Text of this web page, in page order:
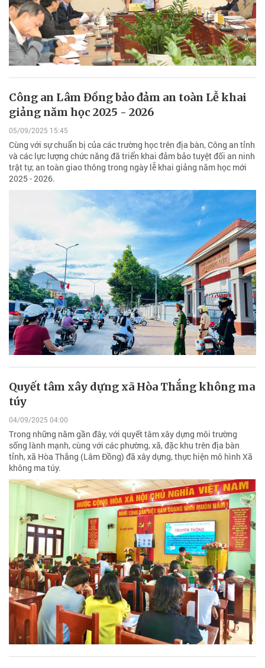
Công an Lâm Đồng bảo đảm an toàn Lễ khai
giảng năm học 2025 - 2026
05/09/2025 15:45
Cùng với sự chuẩn bị của các trường học trên địa bàn, Công an tỉnh
và các lực lượng chức năng đã triển khai đảm bảo tuyệt đối an ninh
trật tự, an toàn giao thông trong ngày lễ khai giảng năm học mới
2025 - 2026.
Quyết tâm xây dựng xã Hòa Thắng không ma
túy
04/09/2025 04:00
Trong những năm gần đây, với quyết tâm xây dựng môi trường
sống lành mạnh, cùng với các phường, xã, đặc khu trên địa bàn
tỉnh, xã Hòa Thắng (Lâm Đồng) đã xây dựng, thực hiện mô hình Xã
không ma túy.